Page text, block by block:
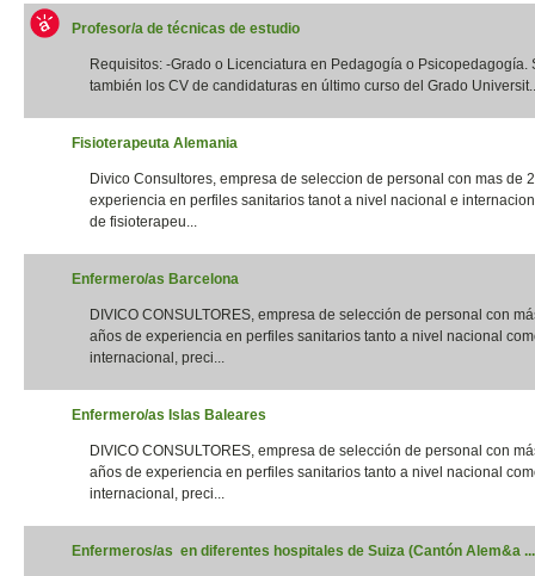
Profesor/a de técnicas de estudio
Requisitos: -Grado o Licenciatura en Pedagogía o Psicopedagogía.
también los CV de candidaturas en último curso del Grado
Fisioterapeuta Alemania
Divico Consultores, empresa de seleccion de personal con mas de
experiencia en perfiles sanitarios tanot a nivel nacional e
de fisioterapeu...
Enfermero/as Barcelona
DIVICO CONSULTORES, empresa de selección de personal con
años de experiencia en perfiles sanitarios tanto a nivel nacional
internacional, preci...
Enfermero/as Islas Baleares
DIVICO CONSULTORES, empresa de selección de personal con
años de experiencia en perfiles sanitarios tanto a nivel nacional
internacional, preci...
Enfermeros/as en diferentes hospitales de Suiza (Cantón Alem&a ...